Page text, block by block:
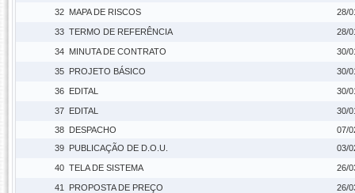
32 MAPA DE RISCOS 28/
33 TERMO DE REFERÊNCIA 28/
34 MINUTA DE CONTRATO 30/
35 PROJETO BÁSICO 30/
36 EDITAL 30/
37 EDITAL
30/
38 DESPACHO
07/
39 PUBLICAÇÃO DE D.O.U. 03/
40 TELA DE SISTEMA 26/
41 PROPOSTA DE PREÇO 26/